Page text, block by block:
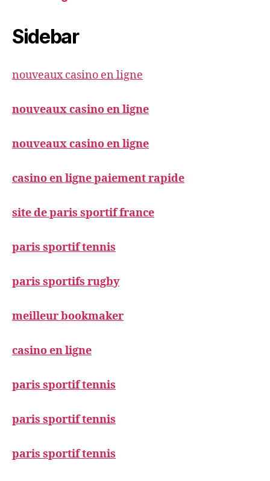
Sidebar
nouveaux casino en ligne
nouveaux casino en ligne
nouveaux casino en ligne
casino en ligne paiement rapide
site de paris sportif france
paris sportif tennis
paris sportifs rugby
meilleur bookmaker
casino en ligne
paris sportif tennis
paris sportif tennis
paris sportif tennis